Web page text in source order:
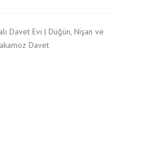
Davet Evi | Düğün, Nişan ve
Davet